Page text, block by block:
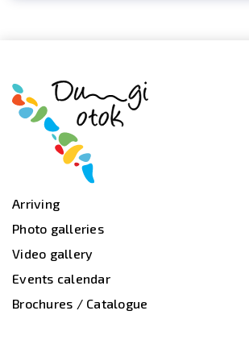
Arriving
Photo galleries
Video gallery
Events calendar
Brochures / Catalogue